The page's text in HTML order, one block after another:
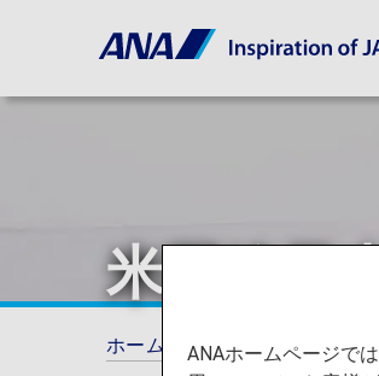
米国線日
ホーム ご旅行の準備 各
ANAホームページで